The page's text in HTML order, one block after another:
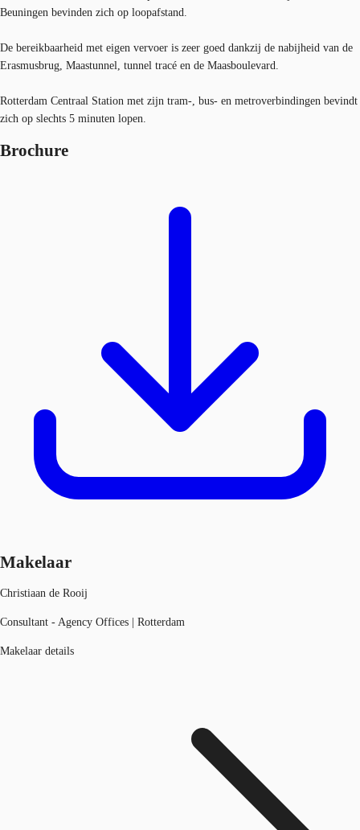
Beuningen bevinden zich op loopafstand.
De bereikbaarheid met eigen vervoer is zeer goed dankzij de nabijheid van de
Erasmusbrug, Maastunnel, tunnel tracé en de Maasboulevard.
Rotterdam Centraal Station met zijn tram-, bus- en metroverbindingen bevindt
zich op slechts 5 minuten lopen.
Brochure
Makelaar
Christiaan de Rooij
Consultant - Agency Offices | Rotterdam
Makelaar details